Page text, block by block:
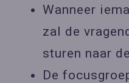
Wanneer
zal de
sturen naar
De